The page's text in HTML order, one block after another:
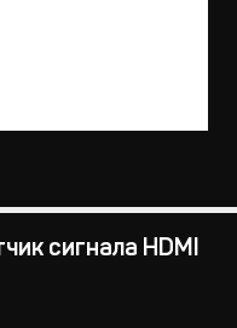
сигнала HDMI